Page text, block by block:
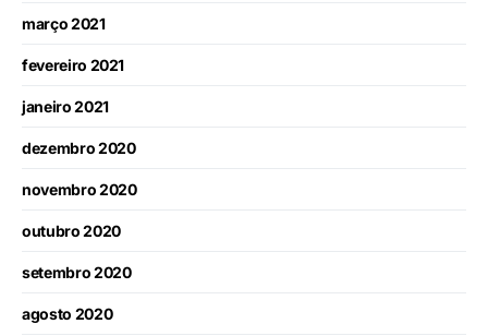
março 2021
fevereiro 2021
janeiro 2021
dezembro 2020
novembro 2020
outubro 2020
setembro 2020
agosto 2020